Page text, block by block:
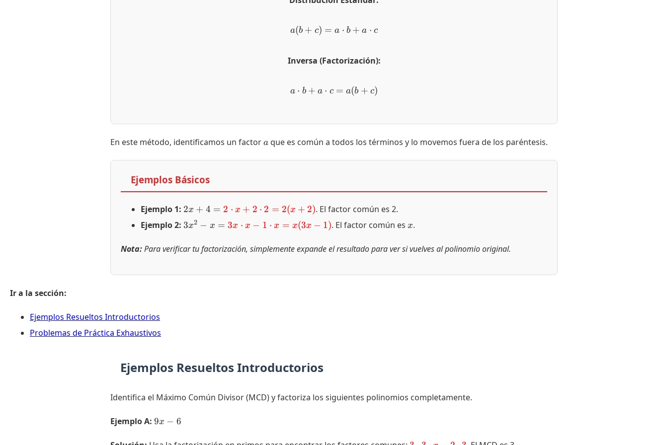
a(b + c) = a \cdot b + a \cdot c
a(b + c) = a ⋅ b + a ⋅ c
Inversa (Factorización):
a \cdot b + a \cdot c = a(b + c)
a ⋅ b + a ⋅ c = a(b + c)
En este método, identificamos un factor a
a que es común a todos los términos y lo movemos fuera de los paréntesis.
Ejemplos Básicos
Ejemplo 1: 2x + 4 =
\color{red}
{2} \cdot x
\color{red}
= 2(x + 2)
2x + 4 = 2 ⋅ x + 2 ⋅ 2 = 2(x + 2). El factor común es 2.
Ejemplo 2: 3x^2 - x =
3x \cdot
{x} - 1
3x2 − x = 3x ⋅ x − 1 ⋅ x = x(3x − 1). El factor común esx
x.
Nota:Para verificar tu factorización, simplemente expande el resultado para ver si vuelves al polinomio original.
Ir a la sección:
Ejemplos Resueltos Introductorios
Problemas de Práctica Exhaustivos
Ejemplos Resueltos Introductorios
Identifica el Máximo Común Divisor (MCD) y factoriza los siguientes polinomios completamente.
Ejemplo A: 9x
6
9x − 6
\color{red}